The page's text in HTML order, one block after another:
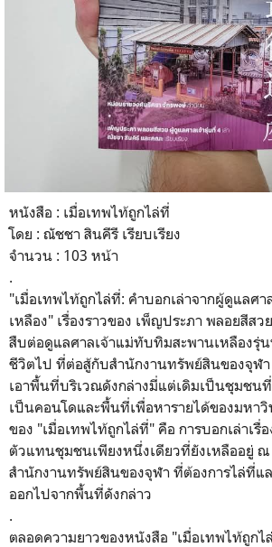
หนังสือ : เมื่อเทพไท้ถูกไล่ที่
โดย : ณัชชา สินคีรี เรียบเรียง
จำนวน : 103 หน้า
.
"เมื่อเทพไท้ถูกไล่ที่: คำบอกเล่าจากผู้ดูแลศ
เหลือง" เรื่องราวของ เพ็ญประภา พลอยสีส
สืบต่อดูแลศาลเจ้าแม่ทับทิมสะพานเหลืองรุ่
ชีวิตไป ที่ต่อสู้กับสำนักงานทรัพย์สินของจุฬา
เอาพื้นที่บริเวณดังกล่างมี่แต่เดิมเป็นชุมชน
เป็นคอนโดและพื้นที่เพื่อหารายได้ของมหา
ของ "เมื่อเทพไท้ถูกไล่ที่" คือ การบอกเล่าเรื่
ตัวแทนชุมชนเพียงหนึ่งเดียวที่ยังเหลืออยู่
สำนักงานทรัพย์สินของจุฬา ที่ต้องการไล่ที่แ
ออกไปจากพื้นที่ดังกล่าว
.
ตลอดความยาวของหนังสือ "เมื่อเทพไท้ถูกไ